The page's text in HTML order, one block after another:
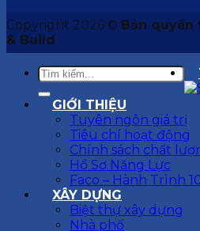
Copyright 2026 © Bản quyền
& Build
GIỚI THIỆU
Tuyên ngôn giá trị
Tiêu chí hoạt động
Chính sách chất
Hồ Sơ Năng Lực
Faco – Hành Trình
XÂY DỰNG
Biệt thự xây dựng
Nhà phố